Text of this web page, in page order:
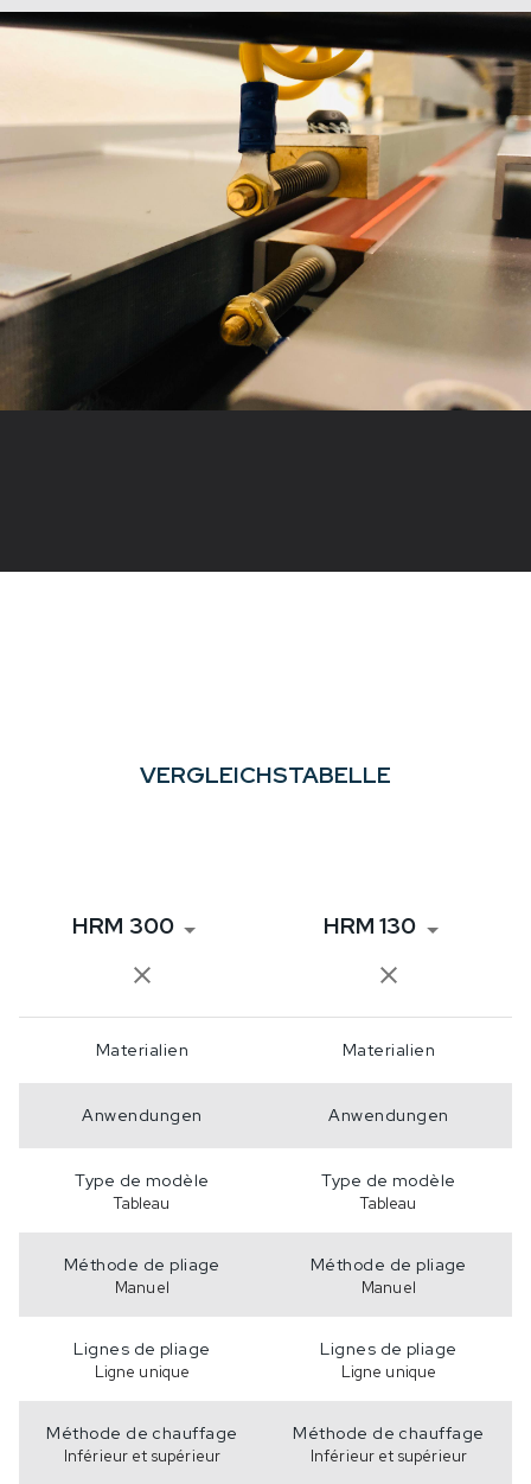
VERGLEICHSTABELLE
HRM 300 HRM 130
Materialien Materialien
Anwendungen Anwendungen
Type de modèle
Tableau
Type de modèle
Tableau
Méthode de pliage
Manuel
Méthode de pliage
Manuel
Lignes de pliage
Ligne unique
Lignes de pliage
Ligne unique
Méthode de chauffage
Inférieur et supérieur
Méthode de chauffage
Inférieur et supérieur